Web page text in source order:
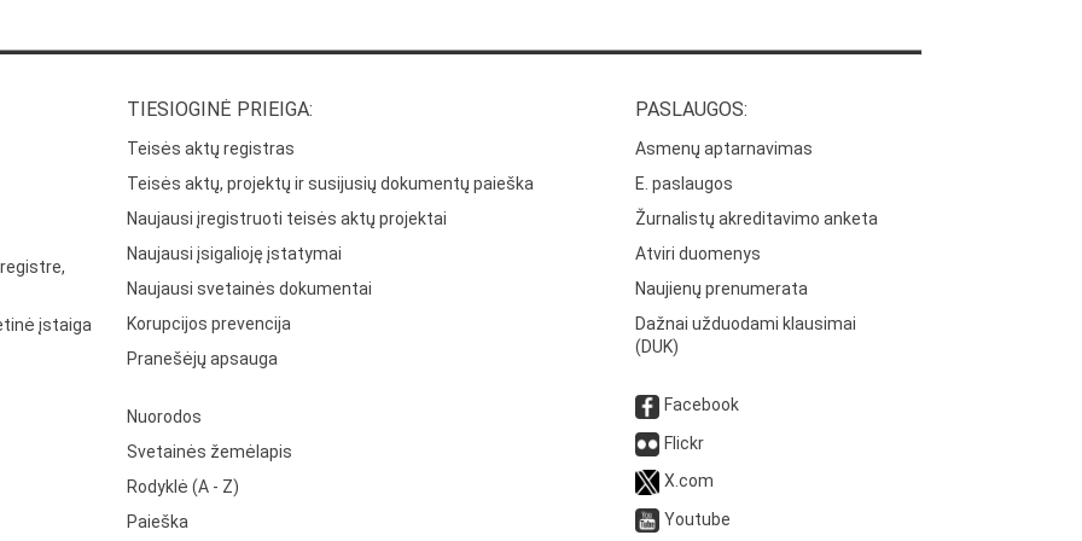
įstaiga
TIESIOGINĖ PRIEIGA:
Teisės aktų registras
Teisės aktų, projektų ir susijusių dokumentų paieška
Naujausi įregistruoti teisės aktų projektai
Naujausi įsigalioję įstatymai
Naujausi svetainės dokumentai
Korupcijos prevencija
Pranešėjų apsauga
Nuorodos
Svetainės žemėlapis
Rodyklė (A - Z)
Paieška
PASLAUGOS:
Asmenų aptarnavimas
E. paslaugos
Žurnalistų akreditavimo anketa
Atviri duomenys
Naujienų prenumerata
Dažnai užduodami klausimai
(DUK)
Facebook
Flickr
X.com
Youtube